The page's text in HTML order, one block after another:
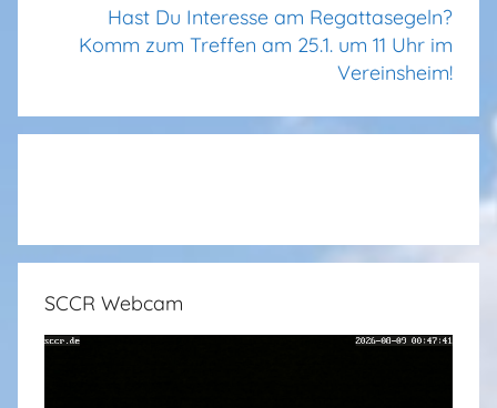
Hast Du Interesse am Regattasegeln?
Komm zum Treffen am 25.1. um 11 Uhr im
Vereinsheim!
SCCR Webcam